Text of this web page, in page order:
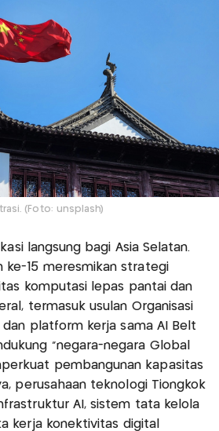
(Foto: unsplash)
langsung bagi Asia Selatan.
ke-15 meresmikan strategi
komputasi lepas pantai dan
termasuk usulan Organisasi
dan platform kerja sama AI Belt
"negara-negara Global
pembangunan kapasitas
perusahaan teknologi Tiongkok
AI, sistem tata kelola
kerja konektivitas digital